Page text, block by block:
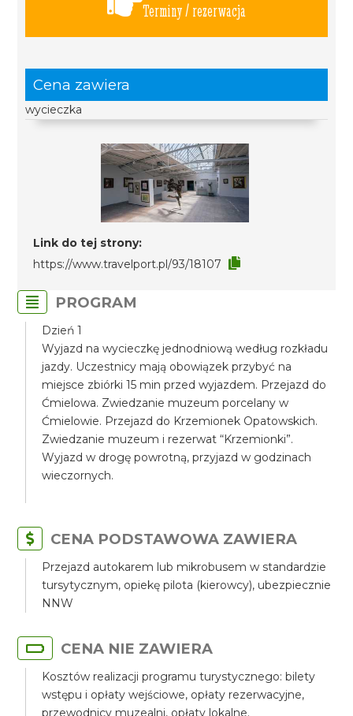
Terminy / rezerwacja
Cena zawiera
wycieczka
Link do tej strony:
https://www.travelport.pl/93/18107
PROGRAM
Dzień 1
Wyjazd na wycieczkę jednodniową według rozkładu
jazdy. Uczestnicy mają obowiązek przybyć na
miejsce zbiórki 15 min przed wyjazdem. Przejazd do
Ćmielowa. Zwiedzanie muzeum porcelany w
Ćmielowie. Przejazd do Krzemionek Opatowskich.
Zwiedzanie muzeum i rezerwat “Krzemionki”.
Wyjazd w drogę powrotną, przyjazd w godzinach
wieczornych.
CENA PODSTAWOWA ZAWIERA
Przejazd autokarem lub mikrobusem w standardzie
tursytycznym, opiekę pilota (kierowcy), ubezpiecznie
NNW
CENA NIE ZAWIERA
Kosztów realizacji programu turystycznego: bilety
wstępu i opłaty wejściowe, opłaty rezerwacyjne,
przewodnicy muzealni, opłaty lokalne.